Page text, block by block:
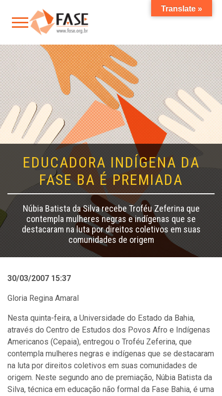
EDUCADORA INDÍGENA DA
FASE BA É PREMIADA
Núbia Batista da Silva recebe Troféu Zeferina que
contempla mulheres negras e indígenas que se
destacaram na luta por direitos coletivos em suas
comunidades de origem
30/03/2007 15:37
Gloria Regina Amaral
Nesta quinta-feira, a Universidade do Estado da Bahia,
através do Centro de Estudos dos Povos Afro e Indígenas
Americanos (Cepaia), entregou o Troféu Zeferina, que
contempla mulheres negras e indígenas que se destacaram
na luta por direitos coletivos em suas comunidades de
origem. Neste segundo ano de premiação, Núbia Batista da
Silva, técnica em educação não formal da Fase Bahia, é uma
Translate »